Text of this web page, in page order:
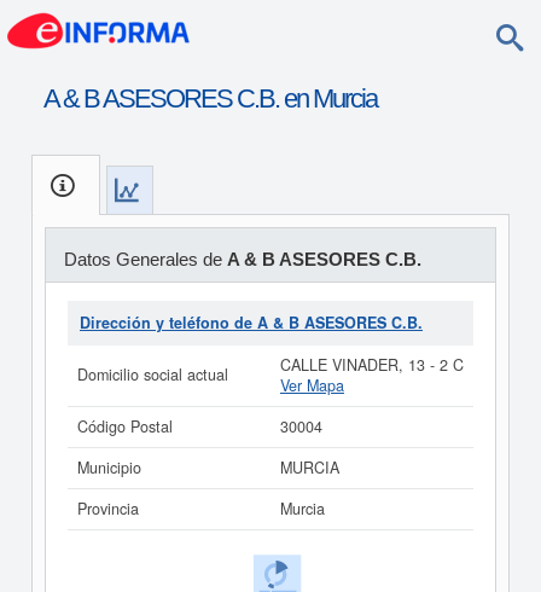
A & B ASESORES C.B. en Murcia
Datos Generales de A & B ASESORES C.B.
Dirección y teléfono de A & B ASESORES C.B.
Domicilio social actual
CALLE VINADER, 13 - 2 C
Ver Mapa
Código Postal
30004
Municipio
MURCIA
Provincia
Murcia